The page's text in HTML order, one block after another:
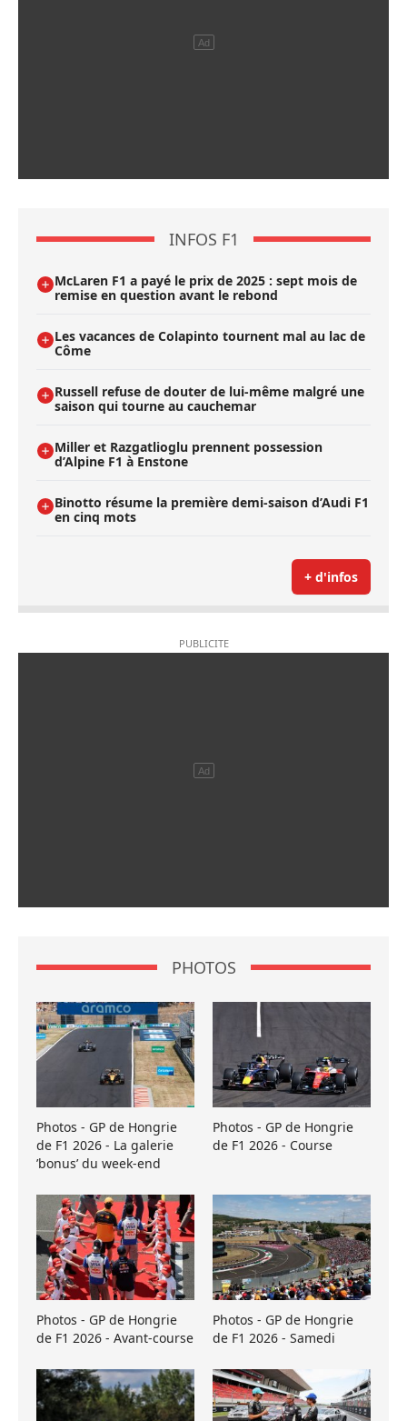
INFOS F1
McLaren F1 a payé le prix de 2025 : sept mois de
remise en question avant le rebond
Les vacances de Colapinto tournent mal au lac de
Côme
Russell refuse de douter de lui-même malgré une
saison qui tourne au cauchemar
Miller et Razgatlioglu prennent possession
d’Alpine F1 à Enstone
Binotto résume la première demi-saison d’Audi F1
en cinq mots
+ d'infos
PHOTOS
Photos - GP de Hongrie
de F1 2026 - La galerie
’bonus’ du week-end
Photos - GP de Hongrie
de F1 2026 - Course
Photos - GP de Hongrie
de F1 2026 - Avant-course
Photos - GP de Hongrie
de F1 2026 - Samedi